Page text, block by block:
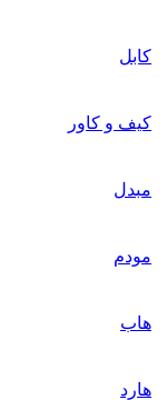
کابل
کیف و کاور
مبدل
مودم
هاب
هارد